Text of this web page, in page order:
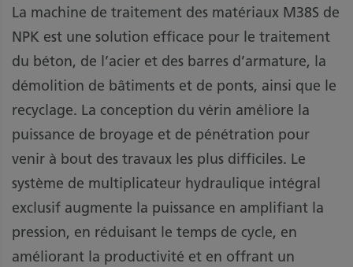
La machine de traitement des matériaux M38S de
NPK est une solution efficace pour le traitement
du béton, de l’acier et des barres d’armature, la
démolition de bâtiments et de ponts, ainsi que le
recyclage. La conception du vérin améliore la
puissance de broyage et de pénétration pour
venir à bout des travaux les plus difficiles. Le
système de multiplicateur hydraulique intégral
exclusif augmente la puissance en amplifiant la
pression, en réduisant le temps de cycle, en
améliorant la productivité et en offrant un